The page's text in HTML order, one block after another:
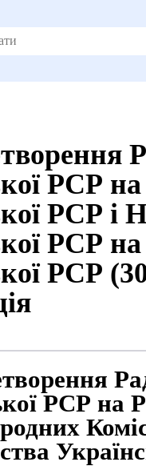
РСР на
РСР і
РСР на
РСР
РСР на